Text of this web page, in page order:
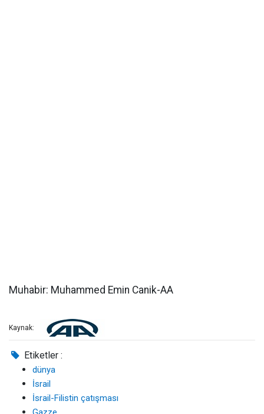
Muhabir: Muhammed Emin Canik-AA
Kaynak:
Etiketler :
dünya
İsrail
İsrail-Filistin çatışması